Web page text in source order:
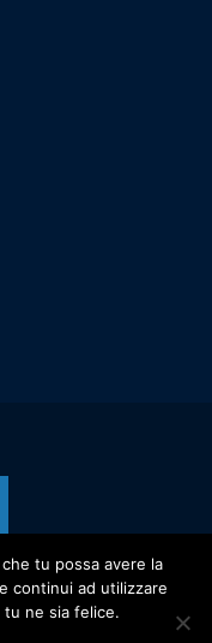
tu possa avere la
continui ad utilizzare
ne sia felice.